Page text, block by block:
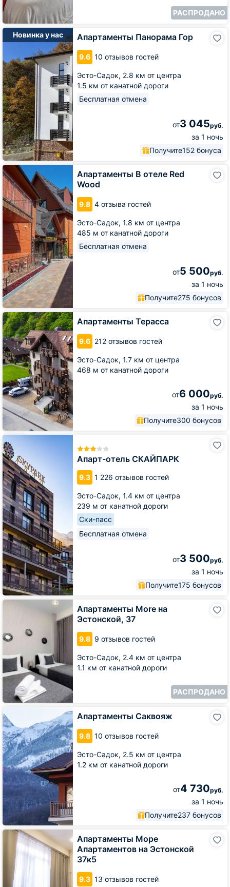
РАСПРОДАНО
Новинка у нас Апартаменты Панорама Гор
9.6 10 отзывов гостей
Эсто-Садок, 2.8 км от центра
1.5 км от канатной дороги
Бесплатная отмена
от3 045руб.
за 1 ночь
Получите152 бонуса
Апартаменты
Панорама
Апартаменты В отеле Red
Wood
9.8 4 отзыва гостей
Эсто-Садок, 1.8 км от центра
485 м от канатной дороги
Бесплатная отмена
от5 500руб.
за 1 ночь
Получите275 бонусов
Апартаменты
В
отеле
Red
Wood
Апартаменты Терасса
9.6 212 отзывов гостей
Эсто-Садок, 1.7 км от центра
468 м от канатной дороги
от6 000руб.
за 1 ночь
Получите300 бонусов
Апартаменты
Терасса
Апарт-отель СКАЙПАРК
9.3 1 226 отзывов гостей
Эсто-Садок, 1.4 км от центра
239 м от канатной дороги
Ски-пасс
Бесплатная отмена
от3 500руб.
за 1 ночь
Получите175 бонусов
Апарт-
отель
СКАЙПАРК
Апартаменты More на
Эстонской, 37
9.8 9 отзывов гостей
Эсто-Садок, 2.4 км от центра
1.1 км от канатной дороги
РАСПРОДАНО
Апартаменты
Эстонской,
37
Апартаменты Саквояж
9.8 10 отзывов гостей
Эсто-Садок, 2.5 км от центра
1.2 км от канатной дороги
от4 730руб.
за 1 ночь
Получите237 бонусов
Апартаменты
Саквояж
Апартаменты Море
Апартаментов на Эстонской
37к5
9.3 13 отзывов гостей
Апартаменты
Море
Апартаментов
Эстонской
37к5